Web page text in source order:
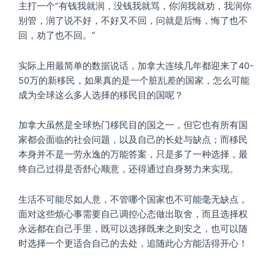
主打一个“有钱我就润，没钱我就骂，你润我就劝，我润你
别管，润了说不好，不好又不回，问就是后悔，悔了也不
回，劝了也不回。”
实际上用最简单的数据说话，加拿大连续几年都迎来了40-
50万的新移民，如果真的是一个脏乱差的国家，怎么可能
成为全球这么多人选择的移民目的国呢？
加拿大虽然是全球热门移民目的国之一，但它也有所有国
家都会面临的社会问题，以及自己的长处与缺点；而移民
本身并不是一劳永逸的万能答案，只是多了一种选择，最
终自己过得是否舒心顺意，还得通过自身努力来实现。
生活不可能尽如人意，不管哪个国家也不可能毫无缺点，
面对这些烦心事需要自己调控心态做出取舍，而且选择权
永远都在自己手里，既可以选择既来之则安之，也可以随
时选择一个更适合自己的去处，追随此心方能活得开心！